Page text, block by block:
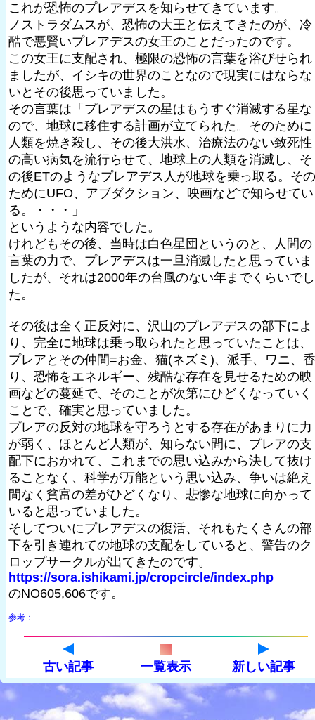
これが恐怖のプレアデスを知らせてきています。
ノストラダムスが、恐怖の大王と伝えてきたのが、冷
酷で悪賢いプレアデスの女王のことだったのです。
この女王に支配され、極限の恐怖の言葉を浴びせられ
ましたが、イシキの世界のことなので現実にはならな
いとその後思っていました。
その言葉は「プレアデスの星はもうすぐ消滅する星な
ので、地球に移住する計画が立てられた。そのために
人類を焼き殺し、その後大洪水、治療法のない致死性
の高い病気を流行らせて、地球上の人類を消滅し、そ
の後ETのようなプレアデス人が地球を乗っ取る。その
ためにUFO、アブダクション、映画などで知らせてい
る。・・・」
というような内容でした。
けれどもその後、当時は白色星団というのと、人間の
言葉の力で、プレアデスは一旦消滅したと思っていま
したが、それは2000年の台風のない年までくらいでし
た。
その後は全く正反対に、沢山のプレアデスの部下によ
り、完全に地球は乗っ取られたと思っていたことは、
プレアとその仲間=お金、猫(ネズミ)、派手、ワニ、香
り、恐怖をエネルギー、残酷な存在を見せるための映
画などの蔓延で、そのことが次第にひどくなっていく
ことで、確実と思っていました。
プレアの反対の地球を守ろうとする存在があまりに力
が弱く、ほとんど人類が、知らない間に、プレアの支
配下におかれて、これまでの思い込みから決して抜け
ることなく、科学が万能という思い込み、争いは絶え
間なく貧富の差がひどくなり、悲惨な地球に向かって
いると思っていました。
そしてついにプレアデスの復活、それもたくさんの部
下を引き連れての地球の支配をしていると、警告のク
ロップサークルが出てきたのです。
https://sora.ishikami.jp/cropcircle/index.php
のNO605,606です。
参考：
古い記事 一覧表示 新しい記事